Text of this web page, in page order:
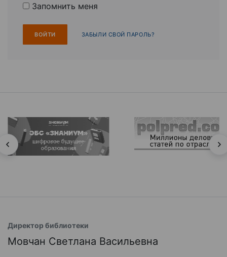
Запомнить меня
ЗАБЫЛИ СВОЙ ПАРОЛЬ?
Директор библиотеки
Мовчан Светлана Васильевна